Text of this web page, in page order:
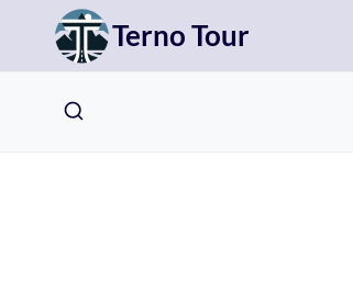
Přeskočit
obsah
Terno Tour